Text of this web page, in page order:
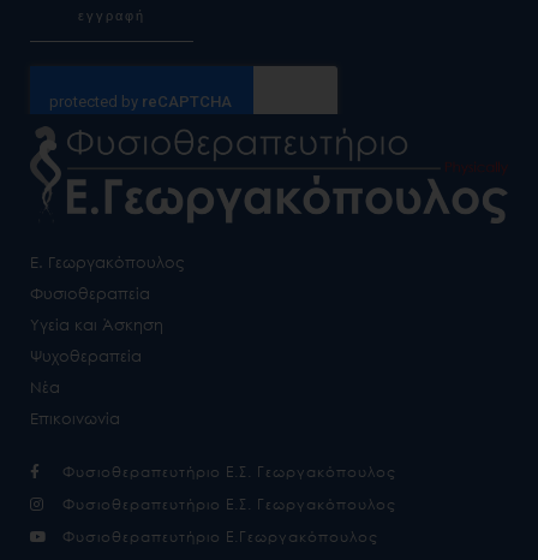
εγγραφή
Ε. Γεωργακόπουλος
Φυσιοθεραπεία
Υγεία και Άσκηση
Ψυχοθεραπεία
Νέα
Επικοινωνία
Φυσιοθεραπευτήριο Ε.Σ. Γεωργακόπουλος
Φυσιοθεραπευτήριο Ε.Σ. Γεωργακόπουλος
Φυσιοθεραπευτήριο Ε.Γεωργακόπουλος